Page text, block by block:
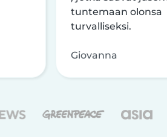
tuntemaan olonsa
turvalliseksi.
Giovanna